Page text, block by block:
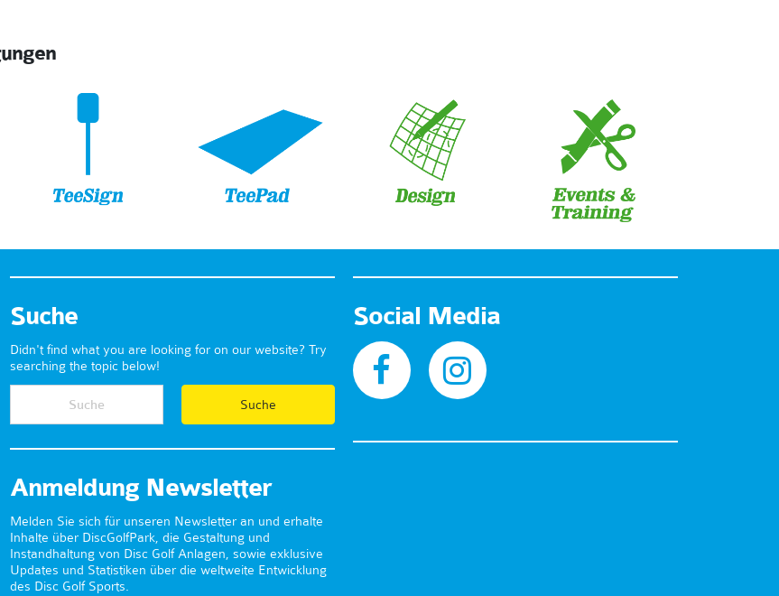
Suche
Didn't find what you are looking for on our website? Try
searching the topic below!
Anmeldung Newsletter
Melden Sie sich für unseren Newsletter an und erhalte
Inhalte über DiscGolfPark, die Gestaltung und
Instandhaltung von Disc Golf Anlagen, sowie exklusive
Updates und Statistiken über die weltweite Entwicklung
des Disc Golf Sports.
Social Media